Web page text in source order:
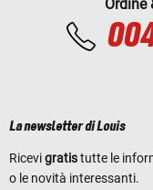
Ordine
La newsletter di Louis
Ricevigratistutte le
o le novità interessanti.